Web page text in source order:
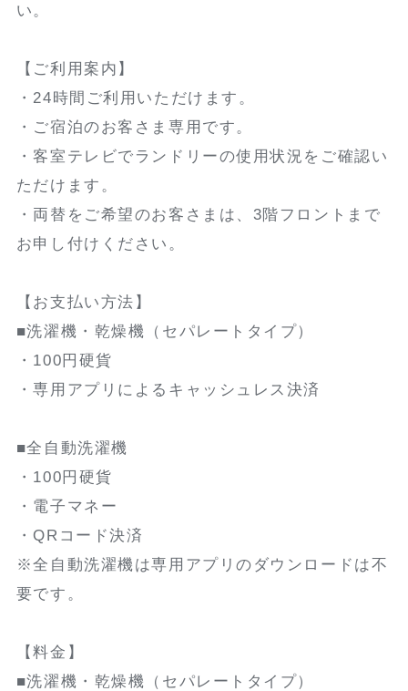
い。
【ご利用案内】
・24時間ご利用いただけます。
・ご宿泊のお客さま専用です。
・客室テレビでランドリーの使用状況をご確認い
ただけます。
・両替をご希望のお客さまは、3階フロントまで
お申し付けください。
【お支払い方法】
■洗濯機・乾燥機（セパレートタイプ）
・100円硬貨
・専用アプリによるキャッシュレス決済
■全自動洗濯機
・100円硬貨
・電子マネー
・QRコード決済
※全自動洗濯機は専用アプリのダウンロードは不
要です。
【料金】
■洗濯機・乾燥機（セパレートタイプ）